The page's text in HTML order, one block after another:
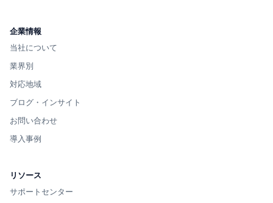
企業情報
当社について
業界別
対応地域
ブログ・インサイト
お問い合わせ
導入事例
リソース
サポートセンター